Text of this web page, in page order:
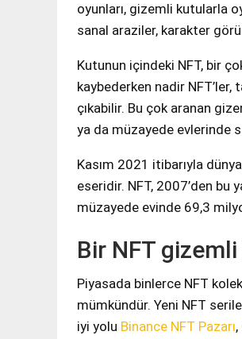
oyunları, gizemli kutularla
sanal araziler, karakter
Kutunun içindeki NFT, bir
kaybederken nadir
çıkabilir. Bu çok aranan
ya da müzayede evlerinde
Kasım 2021 itibarıyla
eseridir. NFT, 2007’den bu
müzayede evinde 69,3
Bir NFT
Piyasada binlerce NFT
mümkündür. Yeni NFT
iyi yolu Binance NFT Pazarı